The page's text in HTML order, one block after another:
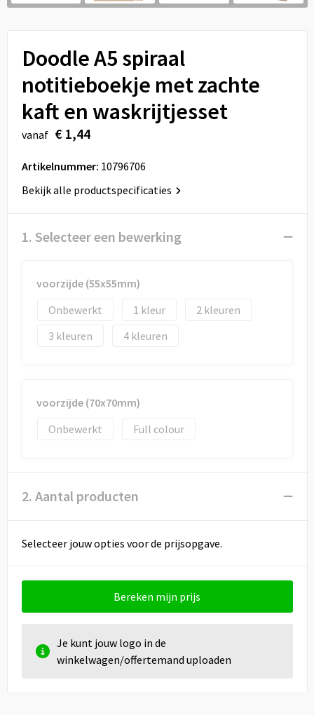
Sport
Vrije tijd en Strand
Feestartikelen
Aanstekers
Reistassen
Schoenentassen
Schoudertassen
Sporttassen
Reistassensets
Draagtassen
Goodiebags
Doodle A5 spiraal
notitieboekje met zachte
kaft en waskrijtjesset
vanaf € 1,44
Artikelnummer: 10796706
Bekijk alle productspecificaties
1. Selecteer een bewerking
voorzijde (55x55mm)
Onbewerkt
1
2
3
4
voorzijde (70x70mm)
Onbewerkt
Full colour
2. Aantal producten
Selecteer jouw opties voor de prijsopgave.
Bereken mijn prijs
Je kunt jouw logo in de
winkelwagen/offertemand uploaden